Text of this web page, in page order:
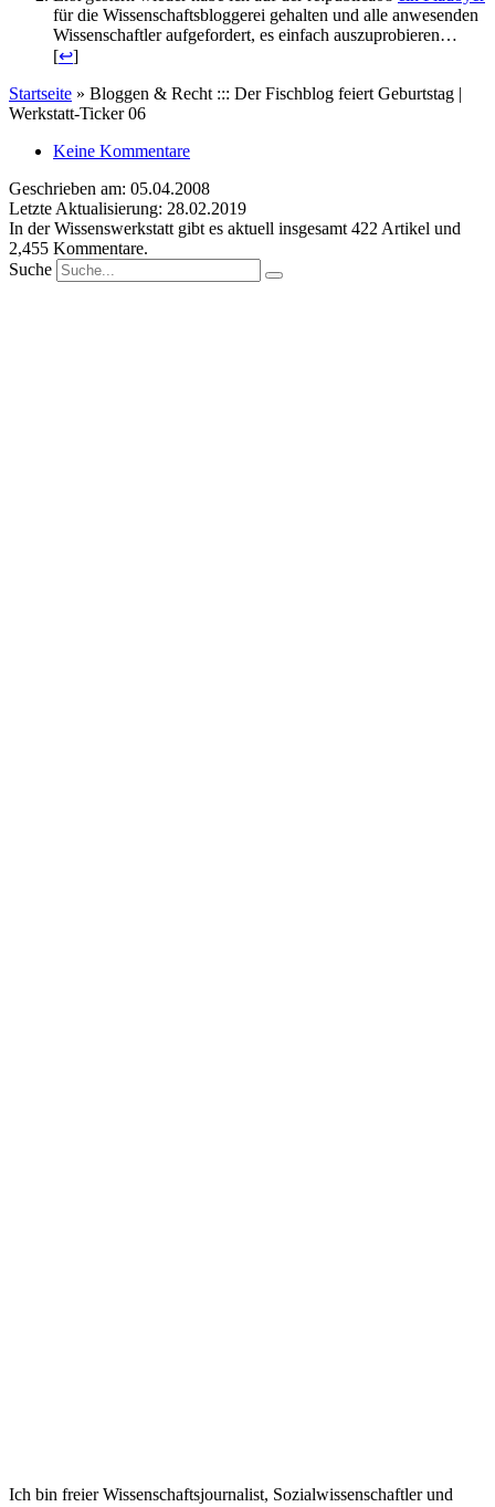
für die Wissenschaftsbloggerei gehalten und alle anwesenden
Wissenschaftler aufgefordert, es einfach auszuprobieren…
[↩]
Startseite » Bloggen & Recht ::: Der Fischblog feiert Geburtstag |
Werkstatt-Ticker 06
Keine Kommentare
Geschrieben am: 05.04.2008
Letzte Aktualisierung: 28.02.2019
In der Wissenswerkstatt gibt es aktuell insgesamt 422 Artikel und
2,455 Kommentare.
Suche
Ich bin freier Wissenschaftsjournalist, Sozialwissenschaftler und